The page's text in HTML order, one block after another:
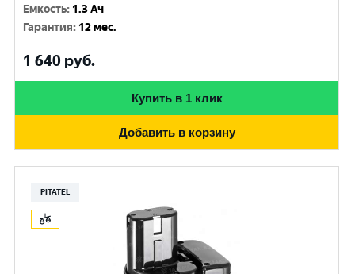
Емкость: 1.3 Ач
Гарантия: 12 мес.
1 640 руб.
Купить в 1 клик
Добавить в корзину
PITATEL